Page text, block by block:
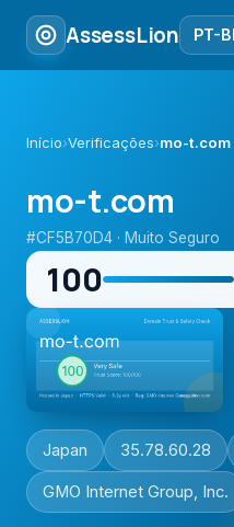
AssessLion
Início›Verificações›mo-t.com
mo-t.com
#CF5B70D4 · Muito Seguro
100
Japan 35.78.60.28
GMO Internet Group, Inc.